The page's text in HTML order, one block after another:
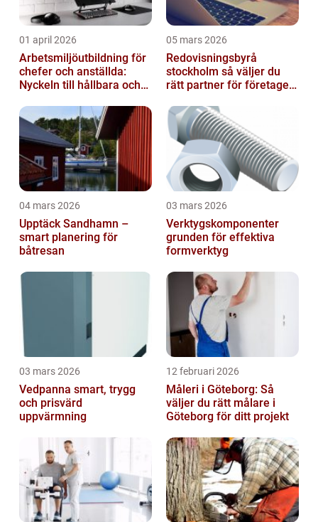
01 april 2026
Arbetsmiljöutbildning för
chefer och anställda:
Nyckeln till hållbara och
05 mars 2026
Redovisningsbyrå
stockholm så väljer du
rätt partner för företagets
04 mars 2026
Upptäck Sandhamn –
smart planering för
båtresan
03 mars 2026
Verktygskomponenter
grunden för effektiva
formverktyg
03 mars 2026
Vedpanna smart, trygg
och prisvärd
uppvärmning
12 februari 2026
Måleri i Göteborg: Så
väljer du rätt målare i
Göteborg för ditt projekt